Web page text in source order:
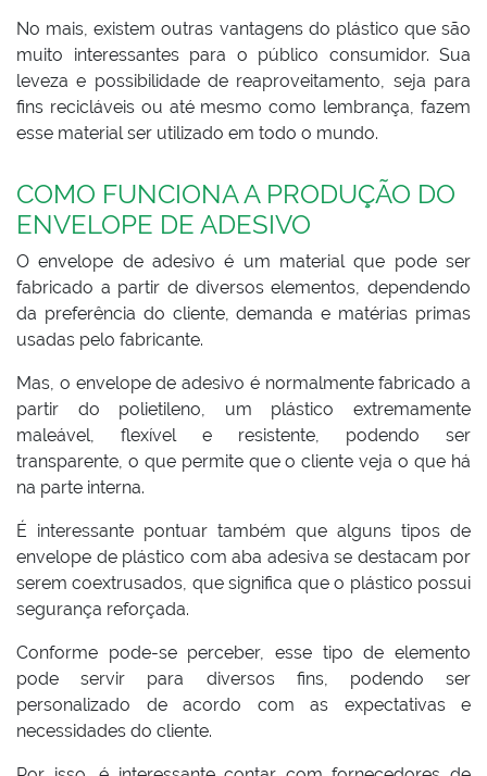
No mais, existem outras vantagens do plástico que são
muito interessantes para o público consumidor. Sua
leveza e possibilidade de reaproveitamento, seja para
fins recicláveis ou até mesmo como lembrança, fazem
esse material ser utilizado em todo o mundo.
COMO FUNCIONA A PRODUÇÃO DO
ENVELOPE DE ADESIVO
O envelope de adesivo é um material que pode ser
fabricado a partir de diversos elementos, dependendo
da preferência do cliente, demanda e matérias primas
usadas pelo fabricante.
Mas, o envelope de adesivo é normalmente fabricado a
partir do polietileno, um plástico extremamente
maleável, flexível e resistente, podendo ser
transparente, o que permite que o cliente veja o que há
na parte interna.
É interessante pontuar também que alguns tipos de
envelope de plástico com aba adesiva se destacam por
serem coextrusados, que significa que o plástico possui
segurança reforçada.
Conforme pode-se perceber, esse tipo de elemento
pode servir para diversos fins, podendo ser
personalizado de acordo com as expectativas e
necessidades do cliente.